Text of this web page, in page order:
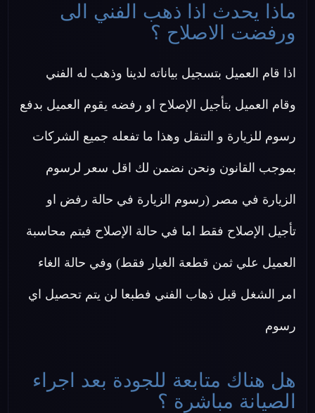
ماذا يحدث اذا ذهب الفني الى
ورفضت الاصلاح ؟
اذا قام العميل بتسجيل بياناته لدينا وذهب له الفني
وقام العميل بتأجيل الإصلاح او رفضه يقوم العميل بدفع
رسوم للزيارة و التنقل وهذا ما تفعله جميع الشركات
بموجب القانون ونحن نضمن لك اقل سعر لرسوم
الزيارة في مصر (رسوم الزيارة في حالة رفض او
تأجيل الإصلاح فقط اما في حالة الإصلاح فيتم محاسبة
العميل علي ثمن قطعة الغيار فقط) وفي حالة الغاء
امر الشغل قبل ذهاب الفني فطبعا لن يتم تحصيل اي
رسوم
هل هناك متابعة للجودة بعد اجراء
الصيانة مباشرة ؟